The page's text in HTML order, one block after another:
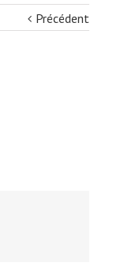
Précédent